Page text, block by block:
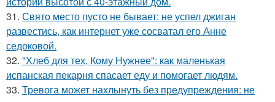
31. Свято место пусто не бывает: не успел джиган
развестись, как интернет уже сосватал его Анне
седоковой.
32. "Хлеб для тех, Кому Нужнее": как маленькая
испанская пекарня спасает еду и помогает людям.
33. Тревога может нахлынуть без предупреждения: не